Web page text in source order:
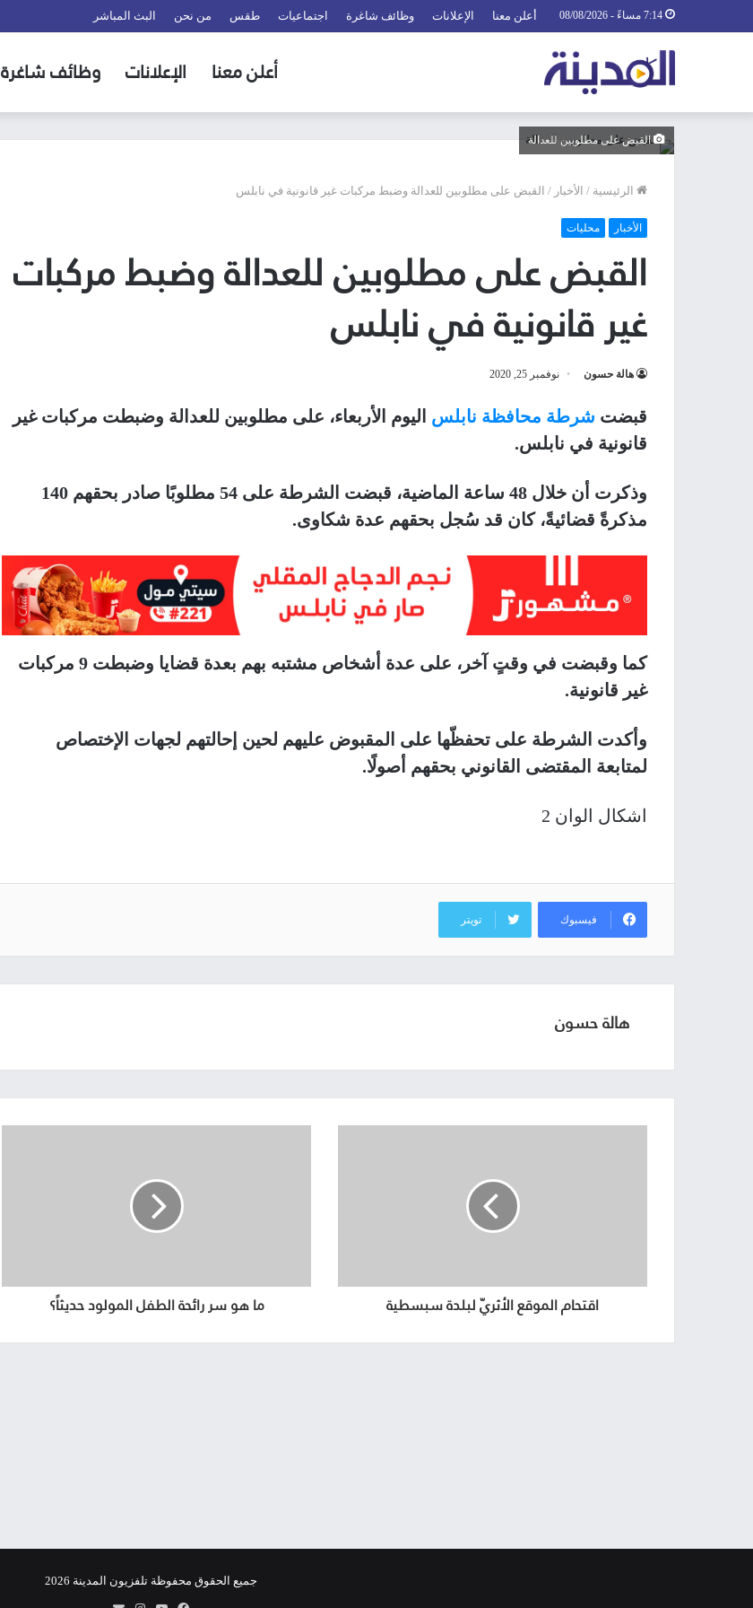
أعلن معنا الإعلانات وظائف شاغرة اجتماعيات طقس من نحن البث المباشر
أعلن معنا الإعلانات وظائف شاغرة
القبض على مطلوبين للعدالة
الرئيسية / الأخبار / القبض على مطلوبين للعدالة وضبط مركبات غير قانونية في نابلس
الأخبار محليات
القبض على مطلوبين للعدالة وضبط مركبات
غير قانونية في نابلس
هالة حسون نوفمبر 25, 2020
قبضت شرطة محافظة نابلس اليوم الأربعاء، على مطلوبين للعدالة وضبطت مركبات غير
قانونية في نابلس.
وذكرت أن خلال 48 ساعة الماضية، قبضت الشرطة على 54 مطلوبًا صادر بحقهم 140
مذكرةً قضائيةً، كان قد سُجل بحقهم عدة شكاوى.
كما وقبضت في وقتٍ آخر، على عدة أشخاص مشتبه بهم بعدة قضايا وضبطت 9 مركبات
غير قانونية.
وأكدت الشرطة على تحفظّها على المقبوض عليهم لحين إحالتهم لجهات الإختصاص
لمتابعة المقتضى القانوني بحقهم أصولًا.
اشكال الوان 2
فيسبوك تويتر
هالة حسون
اقتحام الموقع الأثريّ لبلدة سبسطية ما هو سر رائحة الطفل المولود حديثاً؟
جميع الحقوق محفوظة تلفزيون المدينة 2026